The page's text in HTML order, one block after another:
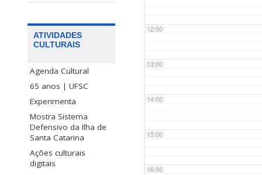
ATIVIDADES
CULTURAIS
Agenda Cultural
65 anos | UFSC
Experimenta
Mostra Sistema
Defensivo da Ilha de
Santa Catarina
Ações culturais
digitais
12:00
13:00
14:00
15:00
16:00